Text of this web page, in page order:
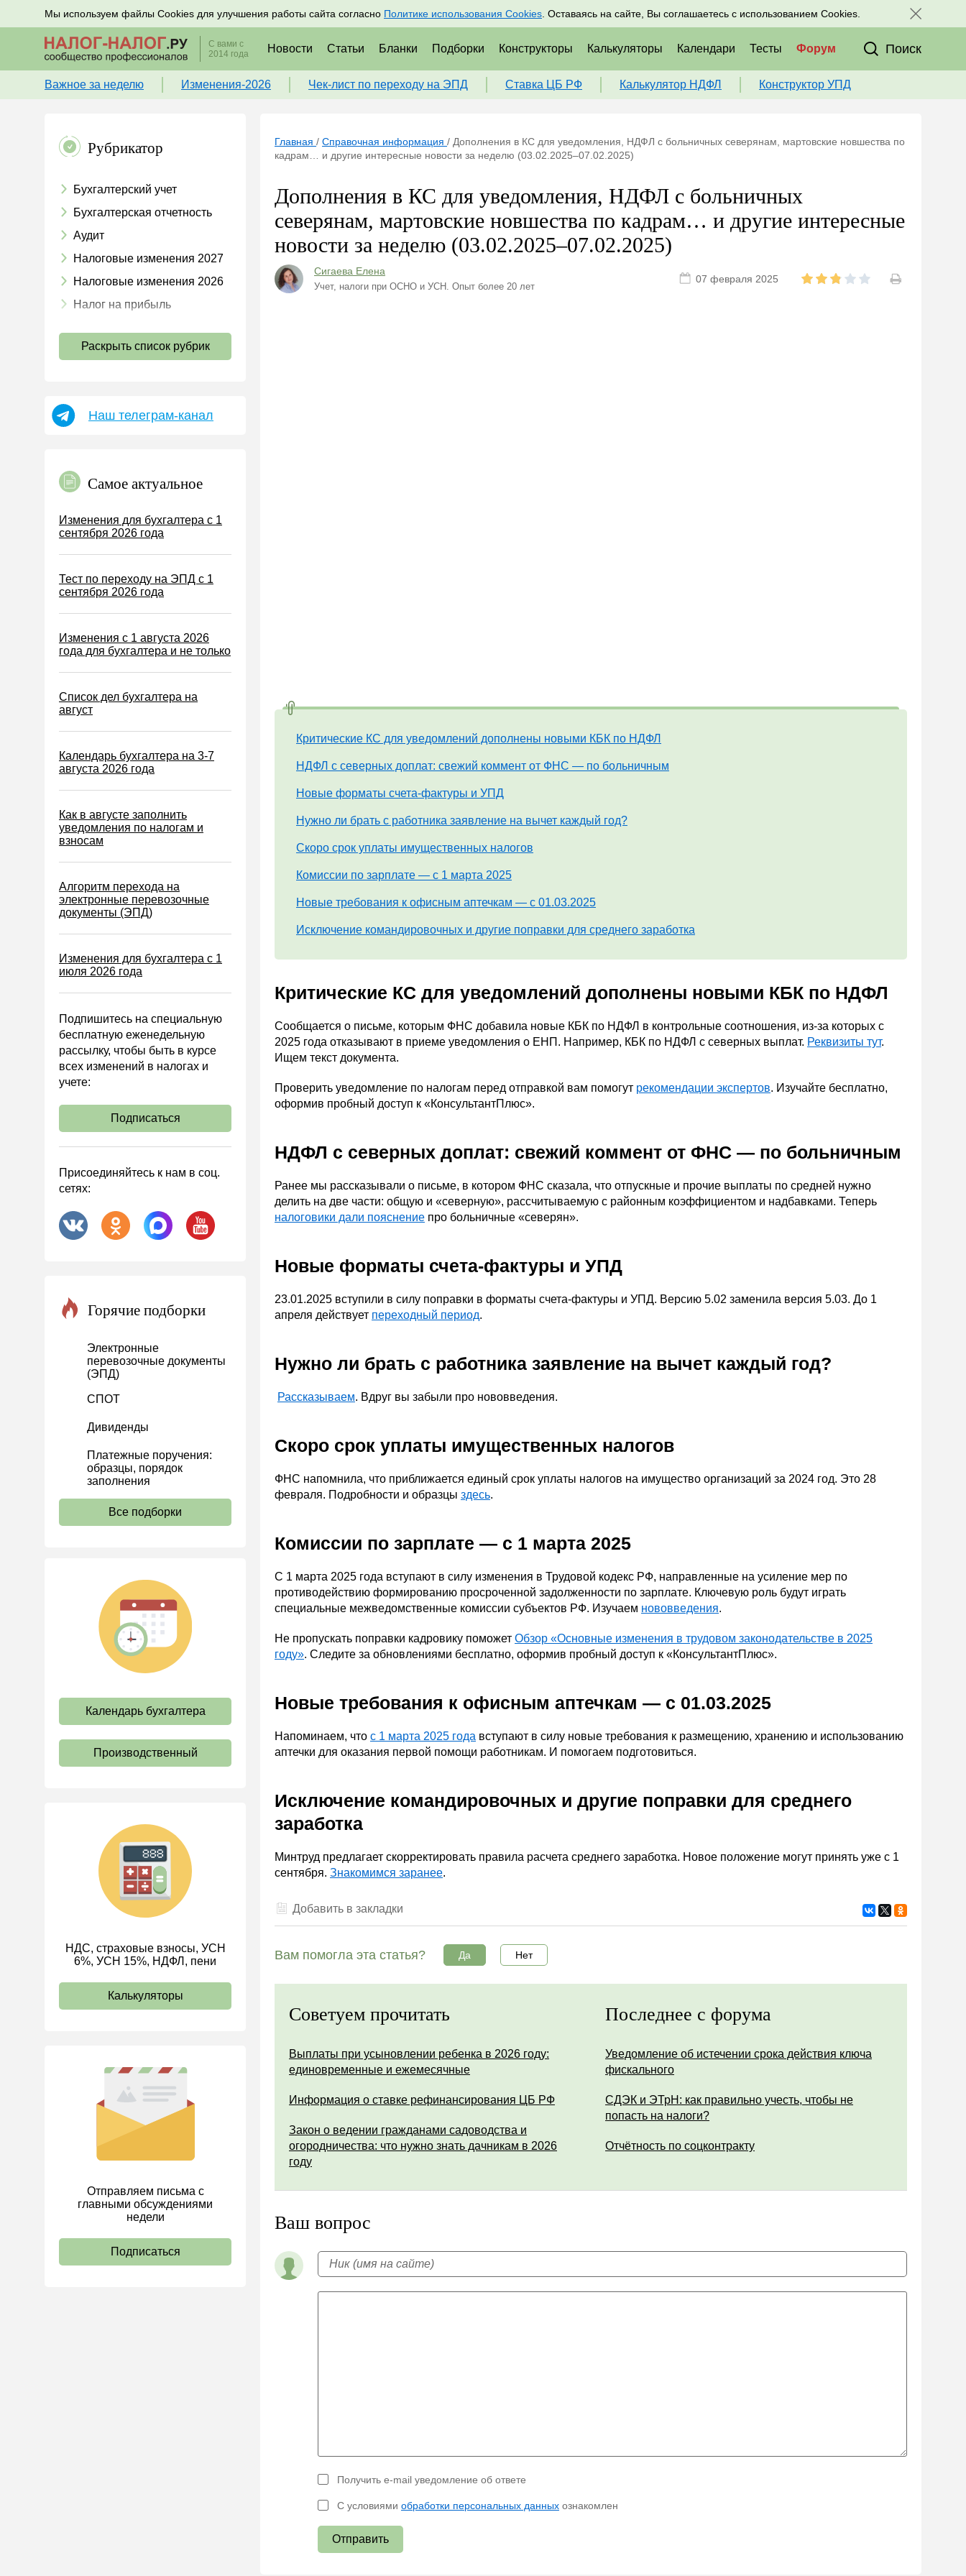
Мы используем файлы Cookies для улучшения работы сайта согласно Политике использования Cookies . Оставаясь на сайте, Вы соглашаетесь с использованием Cookies.
Подписывайтесь на новости по налогам, учету и кадрам Подписаться Присоединяйтесь к нам в соц. сетях:
С вами с
2014 года
Новости Статьи Бланки Подборки Конструкторы Калькуляторы Календари Тесты Форум Поиск
Важное за неделю Изменения-2026 Чек-лист по переходу на ЭПД Ставка ЦБ РФ Калькулятор НДФЛ Конструктор УПД
Рубрикатор
Бухгалтерский учет
Бухгалтерская отчетность
Аудит
Налоговые изменения 2027
Налоговые изменения 2026
Налог на прибыль
Страховые взносы 2026
УСН
Земельный налог
Налог на рекламу
Торговый сбор
Туристический налог
Водный налог
Экологический налог
Налог на игорный бизнес
Акцизы
Возврат и зачет налогов
Налоговые проверки
Ответственность
Статистика
Онлайн-кассы ККТ ККМ
Управленческий учет
Анализ хозяйственной
Охрана труда и аттестация
Охрана труда
Налоговое планирование
Финансовый контроль
Договоры
ООО
АО
Госзакупки
Проекты
Расчеты
Учет затрат
Учет ОС и НМА
Учет МПЗ
Основы трудового
законодательства
Прием на работу и переводы
Увольнение
локальные акты
Рабочее время и режим
труда
Отпуск и время отдыха
Оплата труда
Ответственность и
взыскания
Пенсии
Трудовые книжки
Кадровые документы и
образцы
Персональные данные
ИП
Раскрыть список рубрик
Наш телеграм-канал
Самое актуальное
Изменения для бухгалтера с 1
сентября 2026 года
Тест по переходу на ЭПД с 1
сентября 2026 года
Изменения с 1 августа 2026
года для бухгалтера и не только
Список дел бухгалтера на
август
Календарь бухгалтера на 3-7
августа 2026 года
Как в августе заполнить
уведомления по налогам и
взносам
Алгоритм перехода на
электронные перевозочные
документы (ЭПД)
Изменения для бухгалтера с 1
июля 2026 года
Подпишитесь на специальную
бесплатную еженедельную
рассылку, чтобы быть в курсе
всех изменений в налогах и
учете:
Подписаться
Присоединяйтесь к нам в соц.
сетях:
Горячие подборки
Электронные
перевозочные документы
(ЭПД)
СПОТ
Дивиденды
Платежные поручения:
образцы, порядок
заполнения
Все подборки
Календарь бухгалтера
Производственный
НДС, страховые взносы, УСН
6%, УСН 15%, НДФЛ, пени
Калькуляторы
Отправляем письма с
главными обсуждениями
недели
Подписаться
Главная / Справочная информация / Дополнения в КС для уведомления, НДФЛ с больничных северянам, мартовские новшества по
кадрам… и другие интересные новости за неделю (03.02.2025–07.02.2025)
Дополнения в КС для уведомления, НДФЛ с больничных
северянам, мартовские новшества по кадрам… и другие интересные
новости за неделю (03.02.2025–07.02.2025)
Сигаева Елена
Учет, налоги при ОСНО и УСН. Опыт более 20 лет
07 февраля 2025
Критические КС для уведомлений дополнены новыми КБК по НДФЛ
НДФЛ с северных доплат: свежий коммент от ФНС — по больничным
Новые форматы счета-фактуры и УПД
Нужно ли брать с работника заявление на вычет каждый год?
Скоро срок уплаты имущественных налогов
Комиссии по зарплате — с 1 марта 2025
Новые требования к офисным аптечкам — с 01.03.2025
Исключение командировочных и другие поправки для среднего заработка
Критические КС для уведомлений дополнены новыми КБК по НДФЛ
Сообщается о письме, которым ФНС добавила новые КБК по НДФЛ в контрольные соотношения, из-за которых с
2025 года отказывают в приеме уведомления о ЕНП. Например, КБК по НДФЛ с северных выплат. Реквизиты тут.
Ищем текст документа.
Проверить уведомление по налогам перед отправкой вам помогут рекомендации экспертов. Изучайте бесплатно,
оформив пробный доступ к «КонсультантПлюс».
НДФЛ с северных доплат: свежий коммент от ФНС — по больничным
Ранее мы рассказывали о письме, в котором ФНС сказала, что отпускные и прочие выплаты по средней нужно
делить на две части: общую и «северную», рассчитываемую с районным коэффициентом и надбавками. Теперь
налоговики дали пояснение про больничные «северян».
Новые форматы счета-фактуры и УПД
23.01.2025 вступили в силу поправки в форматы счета-фактуры и УПД. Версию 5.02 заменила версия 5.03. До 1
апреля действует переходный период.
Нужно ли брать с работника заявление на вычет каждый год?
Рассказываем. Вдруг вы забыли про нововведения.
Скоро срок уплаты имущественных налогов
ФНС напомнила, что приближается единый срок уплаты налогов на имущество организаций за 2024 год. Это 28
февраля. Подробности и образцы здесь.
Комиссии по зарплате — с 1 марта 2025
С 1 марта 2025 года вступают в силу изменения в Трудовой кодекс РФ, направленные на усиление мер по
противодействию формированию просроченной задолженности по зарплате. Ключевую роль будут играть
специальные межведомственные комиссии субъектов РФ. Изучаем нововведения.
Не пропускать поправки кадровику поможет Обзор «Основные изменения в трудовом законодательстве в 2025
году». Следите за обновлениями бесплатно, оформив пробный доступ к «КонсультантПлюс».
Новые требования к офисным аптечкам — с 01.03.2025
Напоминаем, что с 1 марта 2025 года вступают в силу новые требования к размещению, хранению и использованию
аптечки для оказания первой помощи работникам. И помогаем подготовиться.
Исключение командировочных и другие поправки для среднего
заработка
Минтруд предлагает скорректировать правила расчета среднего заработка. Новое положение могут принять уже с 1
сентября. Знакомимся заранее.
Добавить в закладки
Вам помогла эта статья? Да Нет
Советуем прочитать
Выплаты при усыновлении ребенка в 2026 году:
единовременные и ежемесячные
Информация о ставке рефинансирования ЦБ РФ
Закон о ведении гражданами садоводства и
огородничества: что нужно знать дачникам в 2026
году
Последнее с форума
Уведомление об истечении срока действия ключа
фискального
СДЭК и ЭТрН: как правильно учесть, чтобы не
попасть на налоги?
Отчётность по соцконтракту
Ваш вопрос
Получить e-mail уведомление об ответе
С условиями обработки персональных данных ознакомлен
Отправить